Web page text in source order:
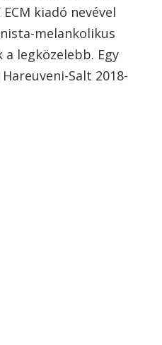
kiadó nevével
melankolikus
a legközelebb. Egy
Salt 2018-